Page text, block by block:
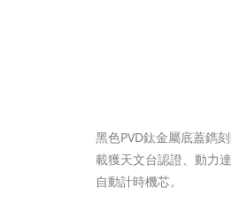
黑色PVD鈦金屬底蓋鐫
載獲天文台認證、動力
自動計時機芯。